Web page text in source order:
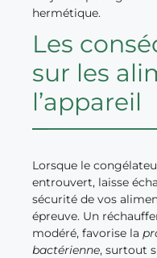
hermétique.
Les
sur les
l’appareil
Lorsque le
entrouvert, laisse
sécurité de vos
épreuve. Un
modéré, favorise la
bactérienne, surtout